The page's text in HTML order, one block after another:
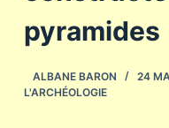
pyramides
ALBANE BARON 24
L'ARCHÉOLOGIE